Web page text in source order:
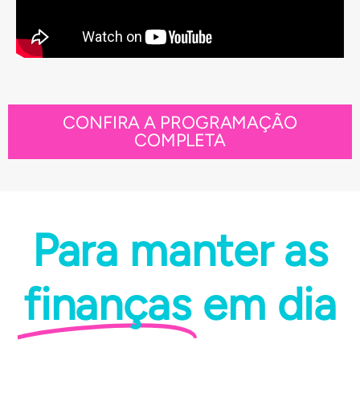
CONFIRA A PROGRAMAÇÃO
COMPLETA
Para manter as
finanças em dia